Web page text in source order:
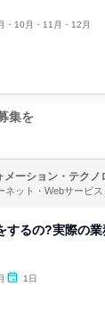
・10月・11月・12月
集を
メーション・テクノ
ネット・Webサービ
するの?実際の業
1日